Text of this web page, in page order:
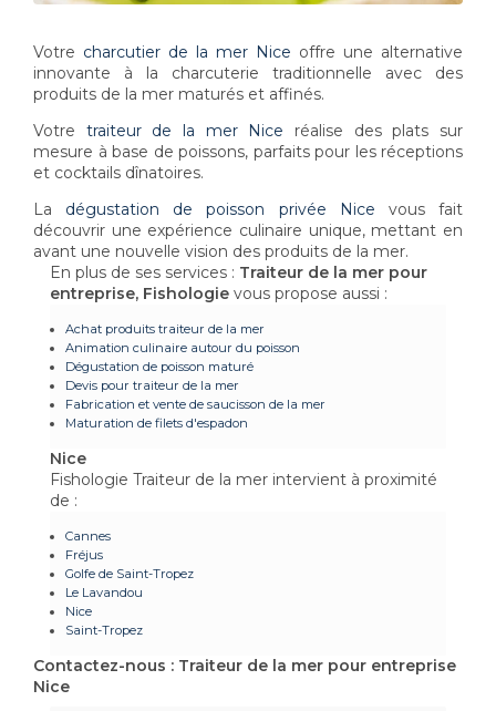
Votre charcutier de la mer Nice offre une alternative
innovante à la charcuterie traditionnelle avec des
produits de la mer maturés et affinés.
Votre traiteur de la mer Nice réalise des plats sur
mesure à base de poissons, parfaits pour les réceptions
et cocktails dînatoires.
La dégustation de poisson privée Nice vous fait
découvrir une expérience culinaire unique, mettant en
avant une nouvelle vision des produits de la mer.
En plus de ses services : Traiteur de la mer pour
entreprise, Fishologie vous propose aussi :
Achat produits traiteur de la mer
Animation culinaire autour du poisson
Dégustation de poisson maturé
Devis pour traiteur de la mer
Fabrication et vente de saucisson de la mer
Maturation de filets d'espadon
Nice
Fishologie Traiteur de la mer intervient à proximité
de :
Cannes
Fréjus
Golfe de Saint-Tropez
Le Lavandou
Nice
Saint-Tropez
Contactez-nous : Traiteur de la mer pour entreprise
Nice